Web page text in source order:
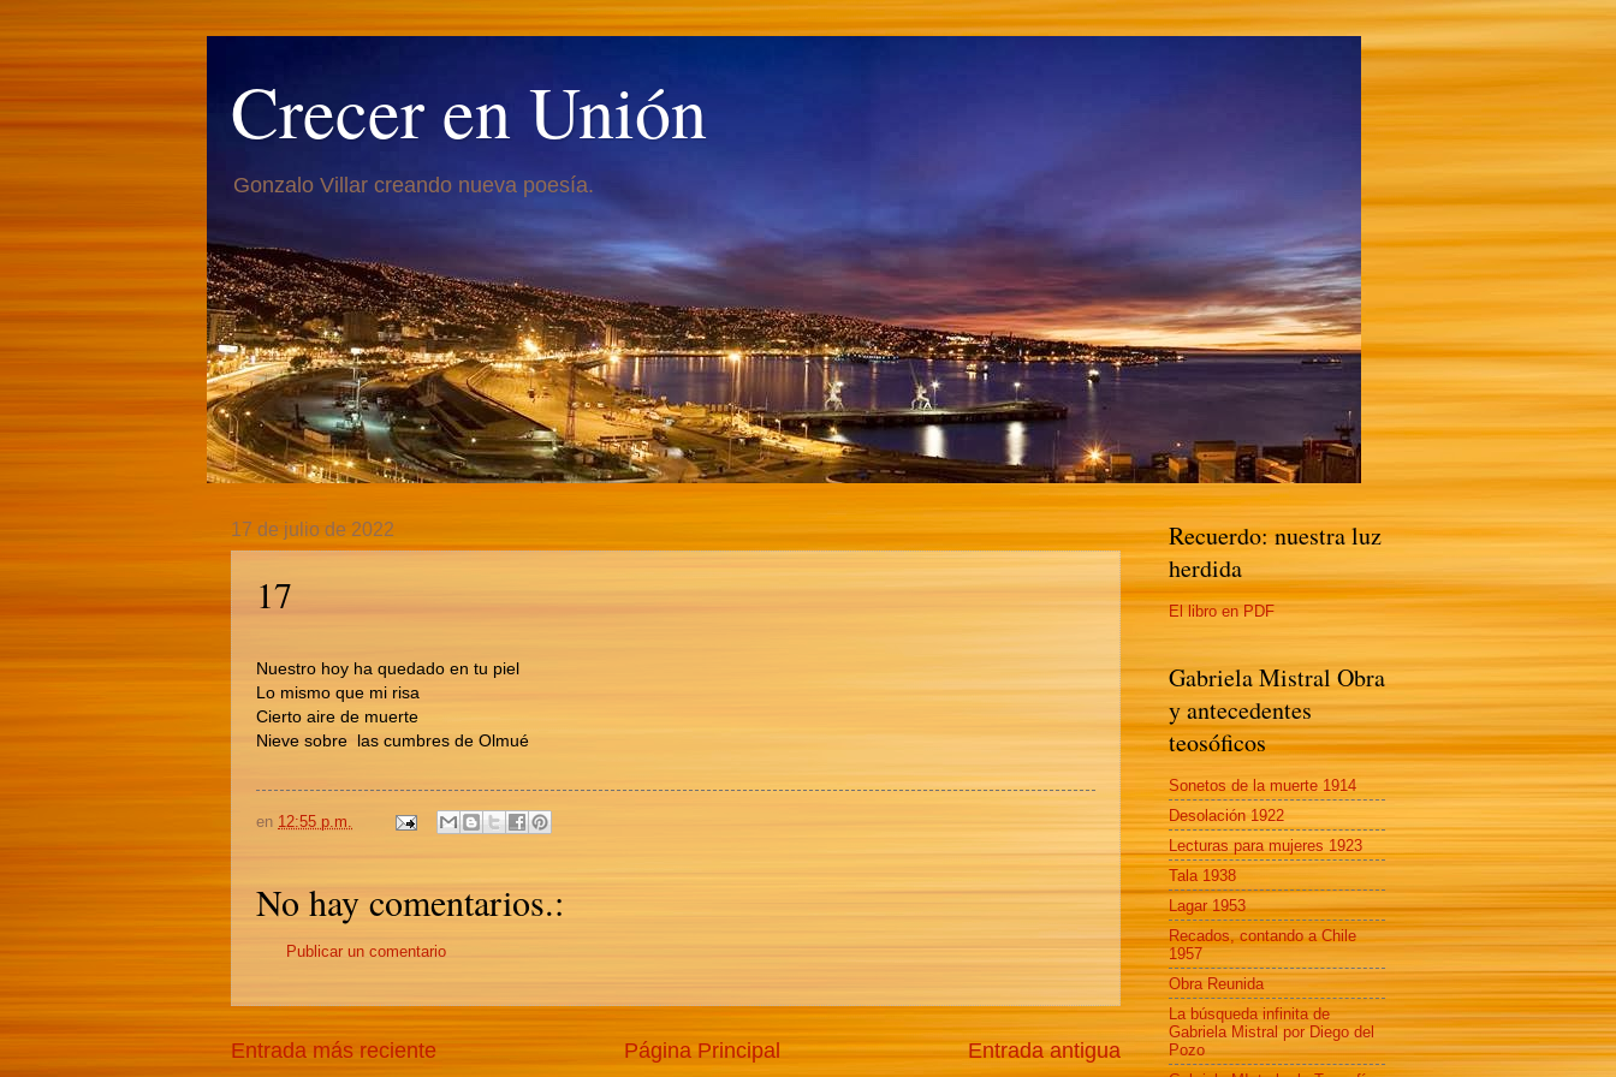
Crecer en Unión
Gonzalo Villar creando nueva poesía.
17 de julio de 2022
17
Nuestro hoy ha quedado en tu piel
Lo mismo que mi risa
Cierto aire de muerte
Nieve sobre las cumbres de Olmué
en 12:55 p.m.
No hay comentarios.:
Publicar un comentario
Entrada más reciente Entrada antigua
Página Principal
Recuerdo: nuestra luz
herdida
El libro en PDF
Gabriela Mistral Obra
y antecedentes
teosóficos
Sonetos de la muerte 1914
Desolación 1922
Lecturas para mujeres 1923
Tala 1938
Lagar 1953
Recados, contando a Chile
1957
Obra Reunida
La búsqueda infinita de
Gabriela Mistral por Diego del
Pozo